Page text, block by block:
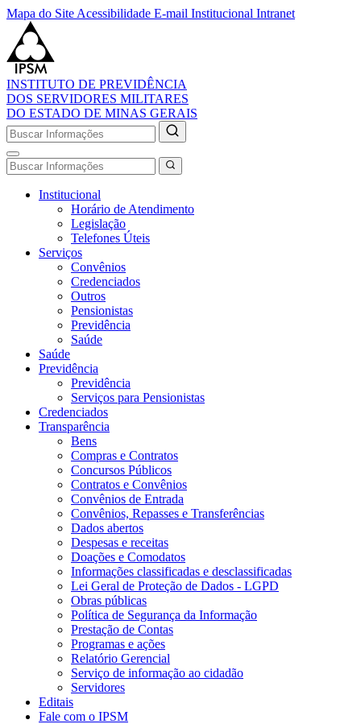
Mapa do Site Acessibilidade E-mail Institucional Intranet
INSTITUTO DE PREVIDÊNCIA
DOS SERVIDORES MILITARES
DO ESTADO DE MINAS GERAIS
Institucional
Horário de Atendimento
Legislação
Telefones Úteis
Serviços
Convênios
Credenciados
Outros
Pensionistas
Previdência
Saúde
Saúde
Previdência
Previdência
Serviços para Pensionistas
Credenciados
Transparência
Bens
Compras e Contratos
Concursos Públicos
Contratos e Convênios
Convênios de Entrada
Convênios, Repasses e Transferências
Dados abertos
Despesas e receitas
Doações e Comodatos
Informações classificadas e desclassificadas
Lei Geral de Proteção de Dados - LGPD
Obras públicas
Política de Segurança da Informação
Prestação de Contas
Programas e ações
Relatório Gerencial
Serviço de informação ao cidadão
Servidores
Editais
Fale com o IPSM